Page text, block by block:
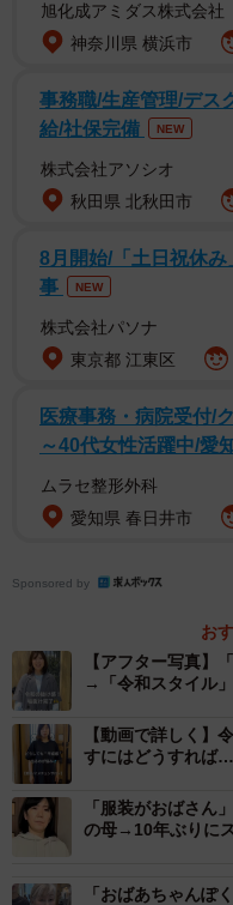
＜ビフォー＞イメチェン前の
今回、パーソナルスタイ
イメチェンを依頼したの
が続き、おしゃれをする
旭化成アミダス株式会社
神奈川県 横浜市
事務職/生産管理/デス
給/社保完備
NEW
株式会社アソシオ
秋田県 北秋田市
8月開始/「土日祝休
事
NEW
株式会社パソナ
東京都 江東区
医療事務・病院受付/
～40代女性活躍中/愛
ムラセ整形外科
愛知県 春日井市
Sponsored by
お
【アフター写真】
→「令和スタイル
【動画で詳しく】
すにはどうすれば
「服装がおばさん
の母→10年ぶりに
「おばあちゃんぽ